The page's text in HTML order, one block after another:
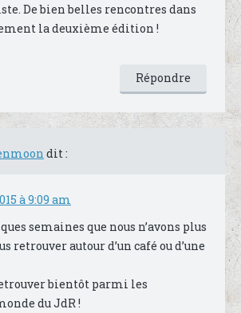
De bien belles rencontres dans
la deuxième édition !
Répondre
dit :
à 9:09 am
semaines que nous n’avons plus
retrouver autour d’un café ou d’une
bientôt parmi les
du JdR !